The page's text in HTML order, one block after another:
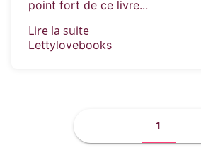
point fort de ce livre...
Lire la suite
Lettylovebooks
1